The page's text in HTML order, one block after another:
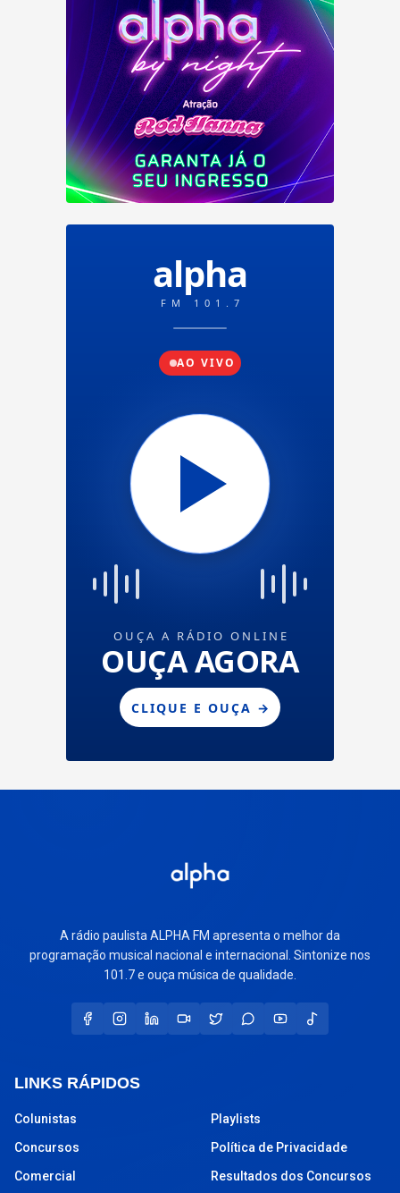
A rádio paulista ALPHA FM apresenta o melhor da
programação musical nacional e internacional. Sintonize nos
101.7 e ouça música de qualidade.
LINKS RÁPIDOS
Colunistas
Concursos
Comercial
Playlists
Política de Privacidade
Resultados dos Concursos